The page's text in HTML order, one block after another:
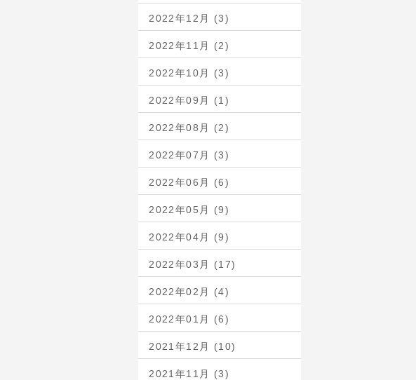
2022年12月 (3)
2022年11月 (2)
2022年10月 (3)
2022年09月 (1)
2022年08月 (2)
2022年07月 (3)
2022年06月 (6)
2022年05月 (9)
2022年04月 (9)
2022年03月 (17)
2022年02月 (4)
2022年01月 (6)
2021年12月 (10)
2021年11月 (3)